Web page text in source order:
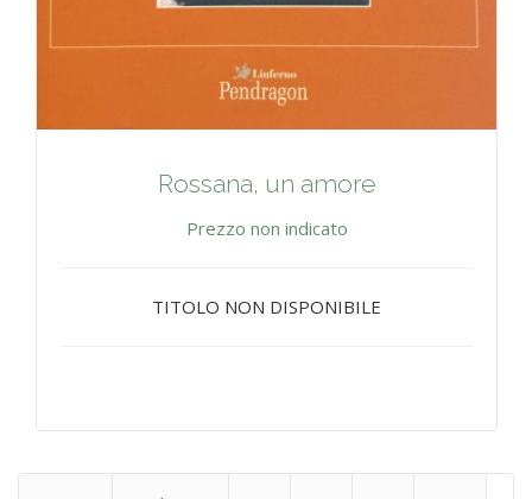
Rossana, un amore
Prezzo non indicato
TITOLO NON DISPONIBILE